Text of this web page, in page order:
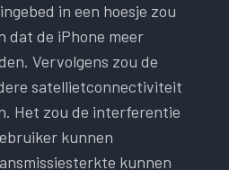
in een hoesje zou
dat de iPhone meer
Vervolgens zou de
satellietconnectiviteit
Het zou de interferentie
kunnen
kunnen